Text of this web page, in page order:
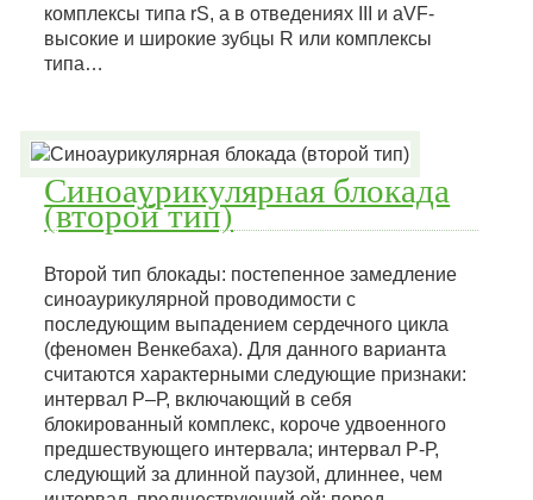
комплексы типа rS, а в отведениях III и aVF-
высокие и широкие зубцы R или комплексы
типа…
Синоаурикулярная блокада
(второй тип)
Второй тип блокады: постепенное замедление
синоаурикулярной проводимости с
последующим выпадением сердечного цикла
(феномен Венкебаха). Для данного варианта
считаются характерными следующие признаки:
интервал Р–Р, включающий в себя
блокированный комплекс, короче удвоенного
предшествующего интервала; интервал Р-Р,
следующий за длинной паузой, длиннее, чем